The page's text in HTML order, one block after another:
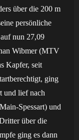
über die 200 m
persönliche
nun 27,09
Wibmer (MTV
Kapfer, seit
ging
und lief nach
Spessart) und
über die
ging es dann